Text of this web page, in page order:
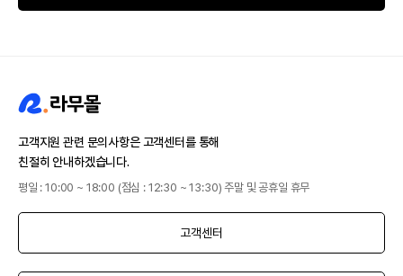
고객지원 관련 문의사항은 고객센터를 통해
친절히 안내하겠습니다.
평일 : 10:00 ~ 18:00 (점심 : 12:30 ~ 13:30) 주말 및 공휴일 휴무
고객센터